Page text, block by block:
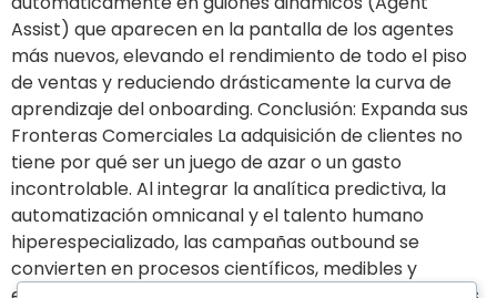
Assist) que aparecen en la pantalla de los agentes
más nuevos, elevando el rendimiento de todo el piso
de ventas y reduciendo drásticamente la curva de
aprendizaje del onboarding. Conclusión: Expanda sus
Fronteras Comerciales La adquisición de clientes no
tiene por qué ser un juego de azar o un gasto
incontrolable. Al integrar la analítica predictiva, la
automatización omnicanal y el talento humano
hiperespecializado, las campañas outbound se
convierten en procesos científicos, medibles y